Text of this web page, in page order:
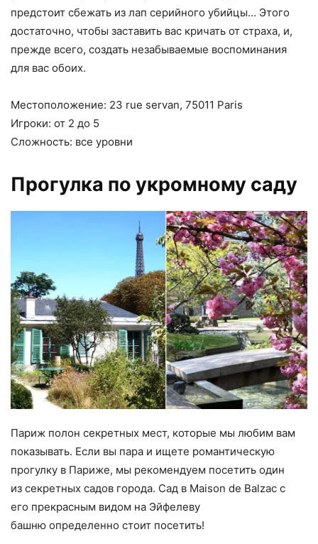
предстоит сбежать из лап серийного убийцы… Этого
достаточно, чтобы заставить вас кричать от страха, и,
прежде всего, создать незабываемые воспоминания
для вас обоих.
Местоположение: 23 rue servan, 75011 Paris
Игроки: от 2 до 5
Сложность: все уровни
Прогулка по укромному саду
Париж полон секретных мест, которые мы любим вам
показывать. Если вы пара и ищете романтическую
прогулку в Париже, мы рекомендуем посетить один
из секретных садов города. Сад в Maison de Balzac с
его прекрасным видом на Эйфелеву
башню определенно стоит посетить!